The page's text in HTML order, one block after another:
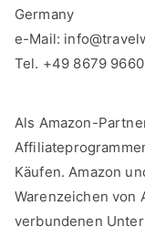
Germany
e-Mail:
Tel. +49 8679
Als Amazon-
Käufen. Amazon
Warenzeichen von
verbundenen